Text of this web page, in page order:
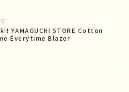
YAMAGUCHI STORE Cotton
Everytime Blazer